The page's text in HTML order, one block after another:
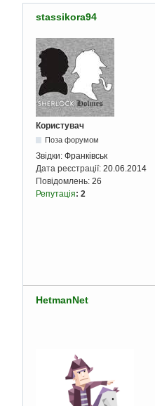
stassikora94
Користувач
Поза форумом
Звідки: Франківськ
Дата реєстрації: 20.06.2014
Повідомлень: 26
Репутація: 2
HetmanNet